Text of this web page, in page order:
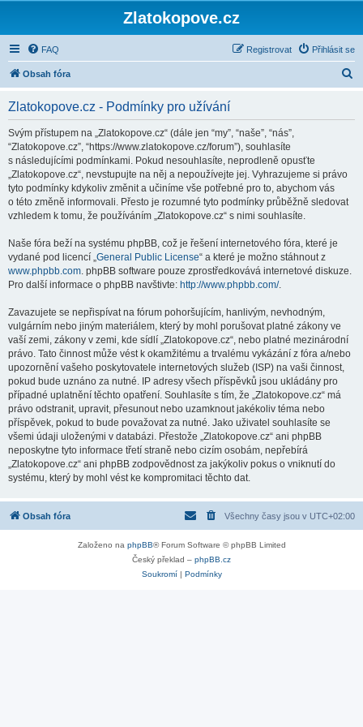
Zlatokopove.cz
FAQ Přihlásit se
Registrovat
Obsah fóra
Zlatokopove.cz - Podmínky pro užívání
Svým přístupem na „Zlatokopove.cz“ (dále jen “my”, “naše”, “nás”,
“Zlatokopove.cz”, “https://www.zlatokopove.cz/forum”), souhlasíte
s následujícími podmínkami. Pokud nesouhlasíte, neprodleně opusťte
„Zlatokopove.cz“, nevstupujte na něj a nepoužívejte jej. Vyhrazujeme si právo
tyto podmínky kdykoliv změnit a učiníme vše potřebné pro to, abychom vás
o této změně informovali. Přesto je rozumné tyto podmínky průběžně sledovat
vzhledem k tomu, že používáním „Zlatokopove.cz“ s nimi souhlasíte.
Naše fóra beží na systému phpBB, což je řešení internetového fóra, které je
vydané pod licencí „General Public License“ a které je možno stáhnout z
www.phpbb.com. phpBB software pouze zprostředkovává internetové diskuze.
Pro další informace o phpBB navštivte: http://www.phpbb.com/.
Zavazujete se nepřispívat na fórum pohoršujícím, hanlivým, nevhodným,
vulgárním nebo jiným materiálem, který by mohl porušovat platné zákony ve
vaší zemi, zákony v zemi, kde sídlí „Zlatokopove.cz“, nebo platné mezinárodní
právo. Tato činnost může vést k okamžitému a trvalému vykázání z fóra a/nebo
upozornění vašeho poskytovatele internetových služeb (ISP) na vaši činnost,
pokud bude uznáno za nutné. IP adresy všech příspěvků jsou ukládány pro
případné uplatnění těchto opatření. Souhlasíte s tím, že „Zlatokopove.cz“ má
právo odstranit, upravit, přesunout nebo uzamknout jakékoliv téma nebo
příspěvek, pokud to bude považovat za nutné. Jako uživatel souhlasíte se
všemi údaji uloženými v databázi. Přestože „Zlatokopove.cz“ ani phpBB
neposkytne tyto informace třetí straně nebo cizím osobám, nepřebírá
„Zlatokopove.cz“ ani phpBB zodpovědnost za jakýkoliv pokus o vniknutí do
systému, který by mohl vést ke kompromitaci těchto dat.
Obsah fóra Všechny časy jsou v UTC+02:00
Založeno na phpBB® Forum Software © phpBB Limited
Český překlad – phpBB.cz
Soukromí| Podmínky